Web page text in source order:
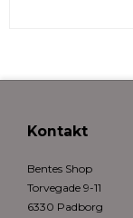
Kontakt
Bentes Shop
Torvegade 9-11
6330 Padborg